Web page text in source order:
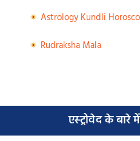
Astrology Kundli
Rudraksha Mala
एस्ट्रोवेद के बारे